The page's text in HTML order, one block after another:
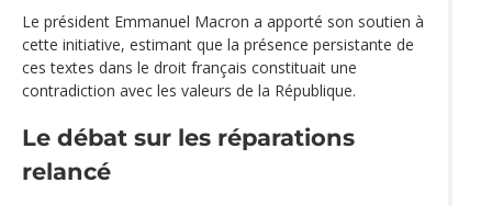
Le président Emmanuel Macron a apporté son soutien à
cette initiative, estimant que la présence persistante de
ces textes dans le droit français constituait une
contradiction avec les valeurs de la République.
Le débat sur les réparations
relancé